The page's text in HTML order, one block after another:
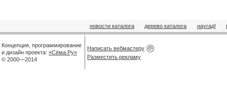
новости каталога дерево каталога наугад!
Концепция, программирование
и дизайн проекта: «Сёма.Ру»
© 2000—2014
Написать вебмастеру
Разместить рекламу